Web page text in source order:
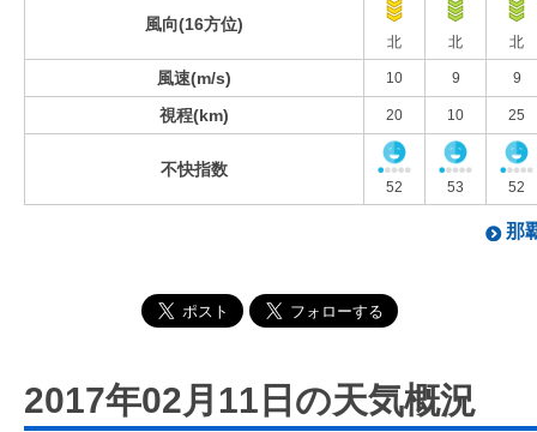
風向(16方位)
北 北 北
風速(m/s) 10 9 9
視程(km) 20 10 25
不快指数
52 53 52
那
2017年02月11日の天気概況